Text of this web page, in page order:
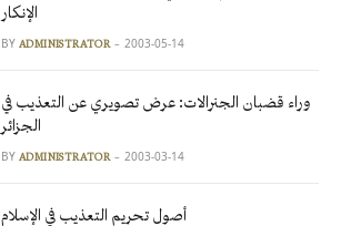
الإنكار
BY ADMINISTRATOR 2003-05-14
وراء قضبان الجنرالات: عرض تصويري عن التعذيب في
الجزائر
BY ADMINISTRATOR 2003-03-14
أصول تحريم التعذيب في الإسلام